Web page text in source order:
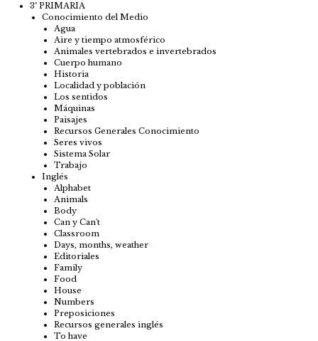
3º PRIMARIA
Conocimiento del Medio
Agua
Aire y tiempo atmosférico
Animales vertebrados e invertebrados
Cuerpo humano
Historia
Localidad y población
Los sentidos
Máquinas
Paisajes
Recursos Generales Conocimiento
Seres vivos
Sistema Solar
Trabajo
Inglés
Alphabet
Animals
Body
Can y Can't
Classroom
Days, months, weather
Editoriales
Family
Food
House
Numbers
Preposiciones
Recursos generales inglés
To have